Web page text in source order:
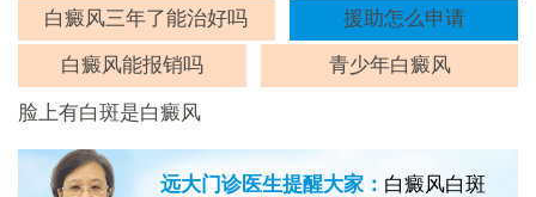
斑
白癜风三年了能治好吗 援助怎么申请
白癜风能报销吗 青少年白癜风
脸上有白斑是白癜风
远大门诊医生提醒大家： 白癜风白斑